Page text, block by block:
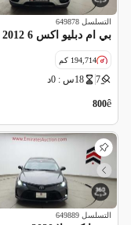
التسلسل 649878
بي ام دبليو اكس 6 2012
194,714 كم
7 18س : 0د
ê
800
التسلسل 649889